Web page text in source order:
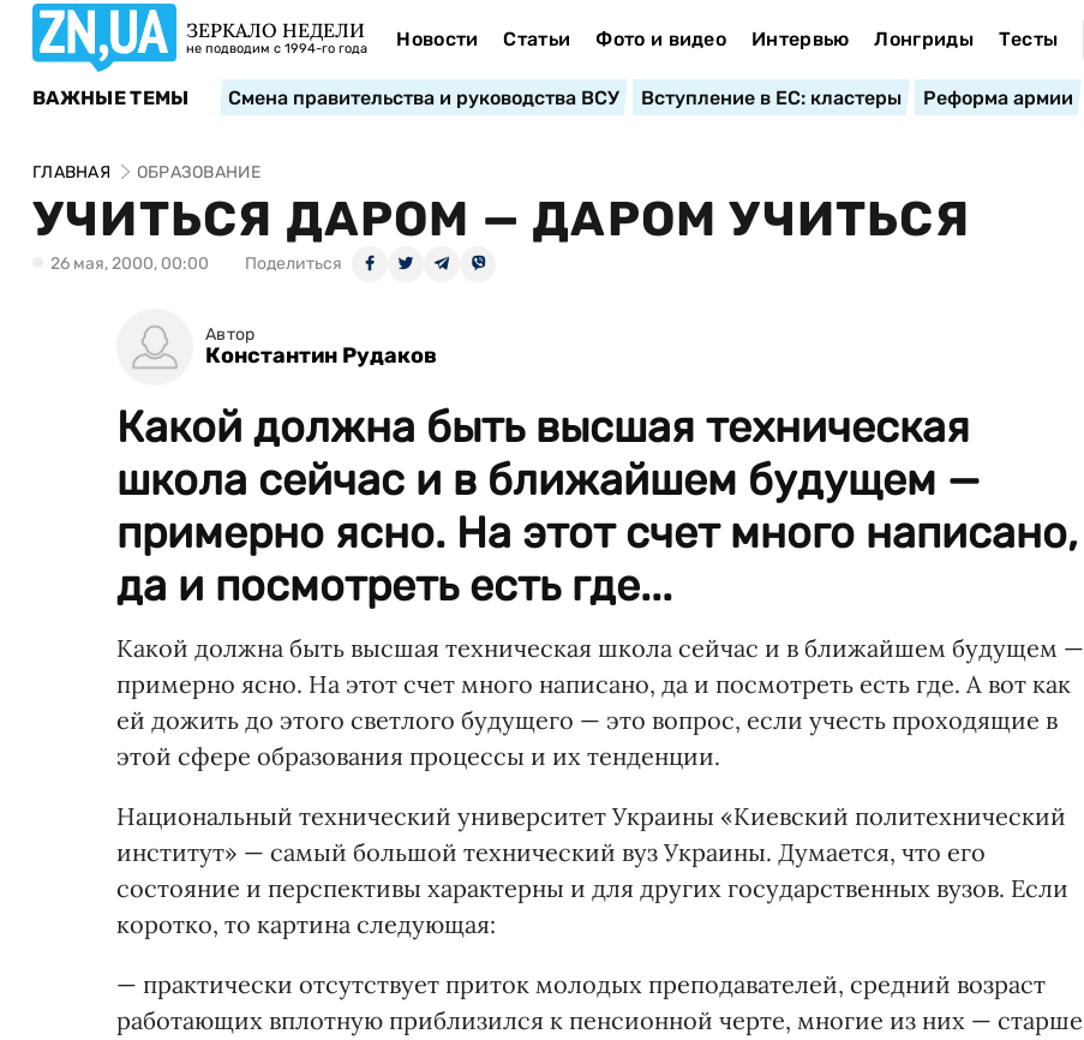
ЗЕРКАЛО НЕДЕЛИ
не подводим с 1994-го года Новости Статьи Фото и видео Интервью Лонгриды Тесты
ВАЖНЫЕ ТЕМЫ Смена правительства и руководства ВСУ Вступление в ЕС: кластеры Реформа армии
ГЛАВНАЯ ОБРАЗОВАНИЕ
УЧИТЬСЯ ДАРОМ — ДАРОМ УЧИТЬСЯ
26 мая, 2000, 00:00 Поделиться
Автор
Константин Рудаков
Какой должна быть высшая техническая
школа сейчас и в ближайшем будущем —
примерно ясно. На этот счет много написано,
да и посмотреть есть где...
Какой должна быть высшая техническая школа сейчас и в ближайшем будущем —
примерно ясно. На этот счет много написано, да и посмотреть есть где. А вот как
ей дожить до этого светлого будущего — это вопрос, если учесть проходящие в
этой сфере образования процессы и их тенденции.
Национальный технический университет Украины «Киевский политехнический
институт» — самый большой технический вуз Украины. Думается, что его
состояние и перспективы характерны и для других государственных вузов. Если
коротко, то картина следующая:
— практически отсутствует приток молодых преподавателей, средний возраст
работающих вплотную приблизился к пенсионной черте, многие из них — старше